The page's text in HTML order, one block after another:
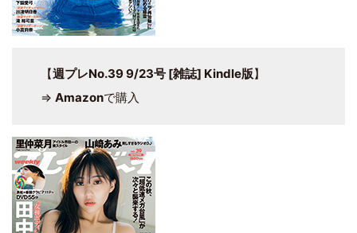
【週プレNo.39 9/23号 [雑誌] Kindle版】
⇒ Amazonで購入